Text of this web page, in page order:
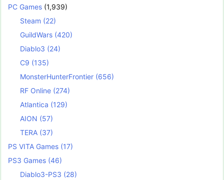
PC Games (1,939)
Steam (22)
GuildWars (420)
Diablo3 (24)
C9 (135)
MonsterHunterFrontier (656)
RF Online (274)
Atlantica (129)
AION (57)
TERA (37)
PS VITA Games (17)
PS3 Games (46)
Diablo3-PS3 (28)